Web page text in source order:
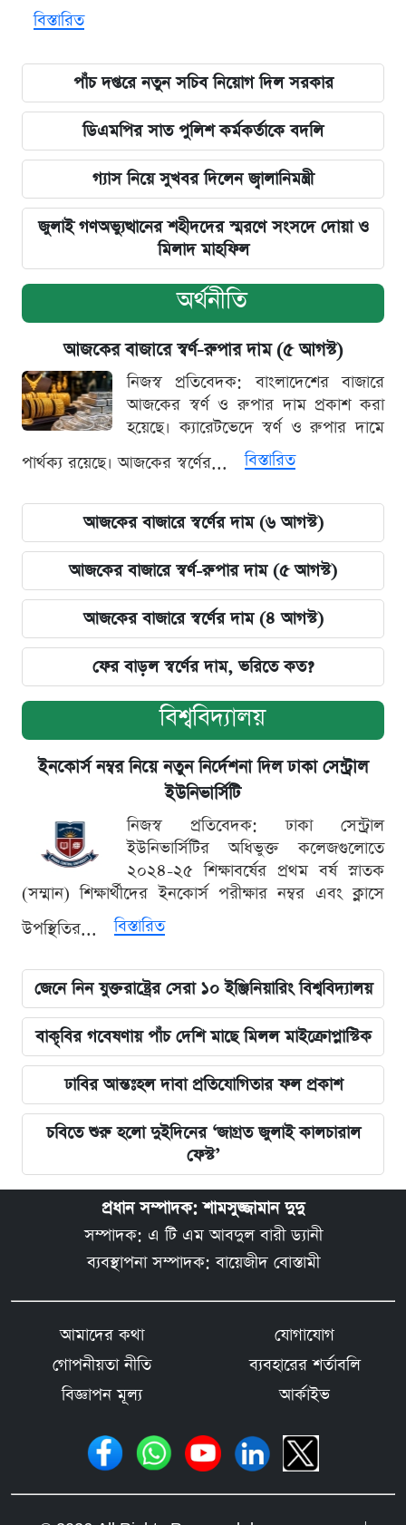
বিস্তারিত
পাঁচ দপ্তরে নতুন সচিব নিয়োগ দিল সরকার
ডিএমপির সাত পুলিশ কর্মকর্তাকে বদলি
গ্যাস নিয়ে সুখবর দিলেন জ্বালানিমন্ত্রী
জুলাই গণঅভ্যুত্থানের শহীদদের স্মরণে সংসদে দোয়া ও
মিলাদ মাহফিল
অর্থনীতি
আজকের বাজারে স্বর্ণ-রুপার দাম (৫ আগস্ট)
নিজস্ব প্রতিবেদক: বাংলাদেশের বাজারে
আজকের স্বর্ণ ও রুপার দাম প্রকাশ করা
হয়েছে। ক্যারেটভেদে স্বর্ণ ও রুপার দামে
পার্থক্য রয়েছে। আজকের স্বর্ণের...
বিস্তারিত
আজকের বাজারে স্বর্ণের দাম (৬ আগস্ট)
আজকের বাজারে স্বর্ণ-রুপার দাম (৫ আগস্ট)
আজকের বাজারে স্বর্ণের দাম (৪ আগস্ট)
ফের বাড়ল স্বর্ণের দাম, ভরিতে কত?
বিশ্ববিদ্যালয়
ইনকোর্স নম্বর নিয়ে নতুন নির্দেশনা দিল ঢাকা সেন্ট্রাল
ইউনিভার্সিটি
নিজস্ব প্রতিবেদক: ঢাকা সেন্ট্রাল
ইউনিভার্সিটির অধিভুক্ত কলেজগুলোতে
২০২৪-২৫ শিক্ষাবর্ষের প্রথম বর্ষ স্নাতক
(সম্মান) শিক্ষার্থীদের ইনকোর্স পরীক্ষার নম্বর এবং ক্লাসে
উপস্থিতির...
বিস্তারিত
জেনে নিন যুক্তরাষ্ট্রের সেরা ১০ ইঞ্জিনিয়ারিং বিশ্ববিদ্যালয়
বাকৃবির গবেষণায় পাঁচ দেশি মাছে মিলল মাইক্রোপ্লাস্টিক
ঢাবির আন্তঃহল দাবা প্রতিযোগিতার ফল প্রকাশ
চবিতে শুরু হলো দুইদিনের ‘জাগ্রত জুলাই কালচারাল
ফেস্ট’
প্রধান সম্পাদক: শামসুজ্জামান দুদু
সম্পাদক: এ টি এম আবদুল বারী ড্যানী
ব্যবস্থাপনা সম্পাদক: বায়েজীদ বোস্তামী
আমাদের কথা
যোগাযোগ
গোপনীয়তা নীতি
ব্যবহারের শর্তাবলি
বিজ্ঞাপন মূল্য
আর্কাইভ